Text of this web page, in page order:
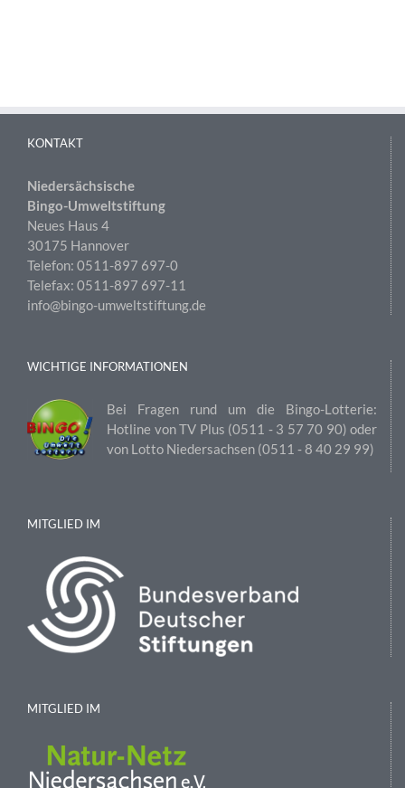
KONTAKT
Niedersächsische
Bingo-Umweltstiftung
Neues Haus 4
30175 Hannover
Telefon: 0511-897 697-0
Telefax: 0511-897 697-11
info@bingo-umweltstiftung.de
WICHTIGE INFORMATIONEN
Bei Fragen rund um die Bingo-Lotterie:
Hotline von TV Plus (0511 ‑ 3 57 70 90) oder
von Lotto Niedersachsen (0511 ‑ 8 40 29 99)
MITGLIED IM
MITGLIED IM